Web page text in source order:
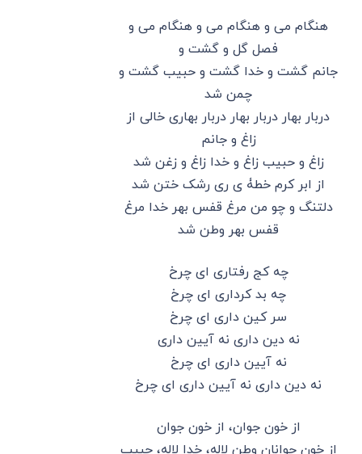
هنگام می و هنگام می و هنگام می و
فصل گل و گشت و
جانم گشت و خدا گشت و حبیب گشت و
چمن شد
دربار بهار دربار بهار دربار بهاری خالی از
زاغ و جانم
زاغ و حبیب زاغ و خدا زاغ و زغن شد
از ابر کرم خطۀ ی ری رشک ختن شد
دلتنگ و چو من مرغ قفس بهر خدا مرغ
قفس بهر وطن شد
چه کج رفتاری ای چرخ
چه بد کرداری ای چرخ
سر کین داری ای چرخ
نه دین داری نه آیین داری
نه آیین داری ای چرخ
نه دین داری نه آیین داری ای چرخ
از خون جوان، از خون جوان
از خون جوانان وطن لاله، خدا لاله، حبیب